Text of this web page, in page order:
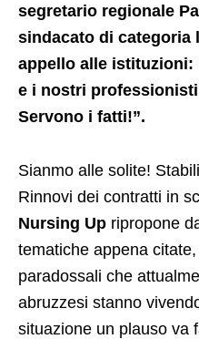
segretario regionale
sindacato di categoria
appello alle istituzioni:
e i nostri
Servono i fatti!”.
Sianmo alle solite!
Rinnovi dei contratti in
Nursing Up ripropone
tematiche appena
paradossali che
abruzzesi stanno
situazione un plauso va